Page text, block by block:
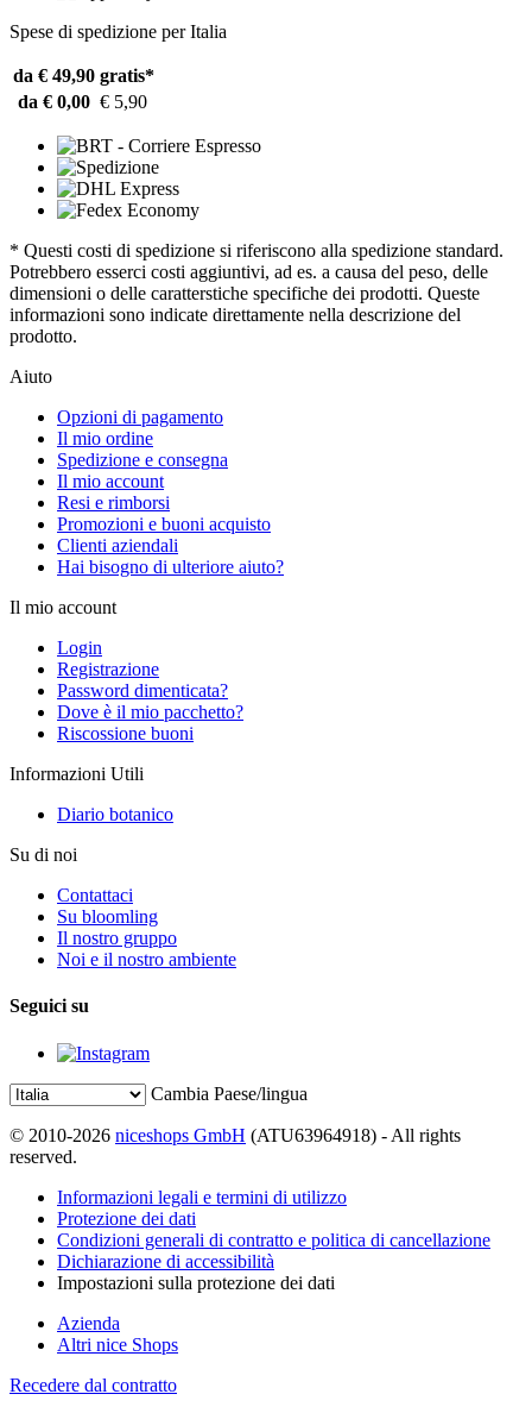
Spese di spedizione per Italia
da € 49,90 gratis*
da € 0,00 € 5,90
* Questi costi di spedizione si riferiscono alla spedizione standard.
Potrebbero esserci costi aggiuntivi, ad es. a causa del peso, delle
dimensioni o delle caratterstiche specifiche dei prodotti. Queste
informazioni sono indicate direttamente nella descrizione del
prodotto.
Aiuto
Opzioni di pagamento
Il mio ordine
Spedizione e consegna
Il mio account
Resi e rimborsi
Promozioni e buoni acquisto
Clienti aziendali
Hai bisogno di ulteriore aiuto?
Il mio account
Login
Registrazione
Password dimenticata?
Dove è il mio pacchetto?
Riscossione buoni
Informazioni Utili
Diario botanico
Su di noi
Contattaci
Su bloomling
Il nostro gruppo
Noi e il nostro ambiente
Seguici su
Cambia Paese/lingua
© 2010-2026 niceshops GmbH (ATU63964918) - All rights
reserved.
Informazioni legali e termini di utilizzo
Protezione dei dati
Condizioni generali di contratto e politica di cancellazione
Dichiarazione di accessibilità
Impostazioni sulla protezione dei dati
Azienda
Altri nice Shops
Recedere dal contratto